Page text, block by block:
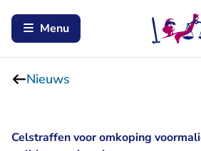
Menu
Nieuws
Celstraffen voor omkoping